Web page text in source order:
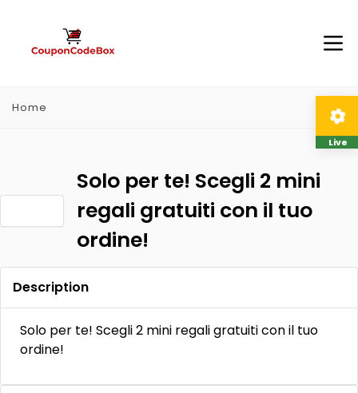
Home
Solo per te! Scegli 2 mini
regali gratuiti con il tuo
ordine!
Description
Solo per te! Scegli 2 mini regali gratuiti con il tuo
ordine!
Live